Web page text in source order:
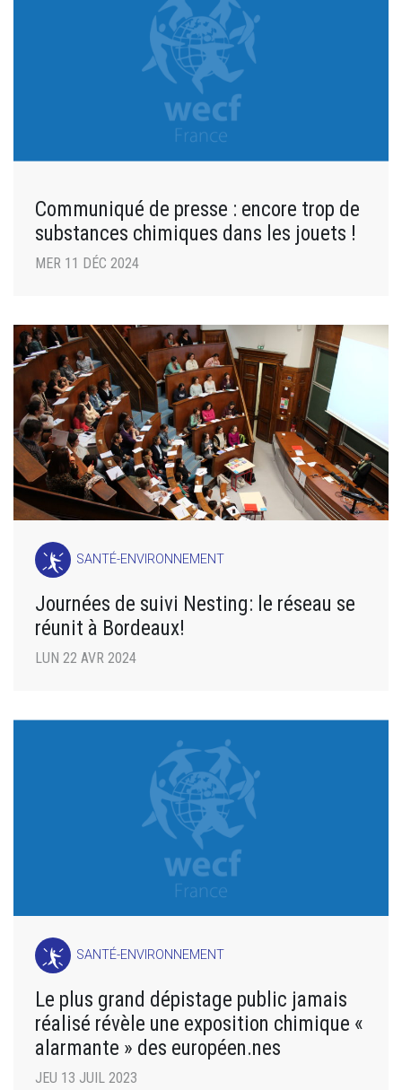
Communiqué de presse : encore trop de
substances chimiques dans les jouets !
MER 11 DÉC 2024
SANTÉ-ENVIRONNEMENT
Journées de suivi Nesting: le réseau se
réunit à Bordeaux!
LUN 22 AVR 2024
SANTÉ-ENVIRONNEMENT
Le plus grand dépistage public jamais
réalisé révèle une exposition chimique «
alarmante » des européen.nes
JEU 13 JUIL 2023